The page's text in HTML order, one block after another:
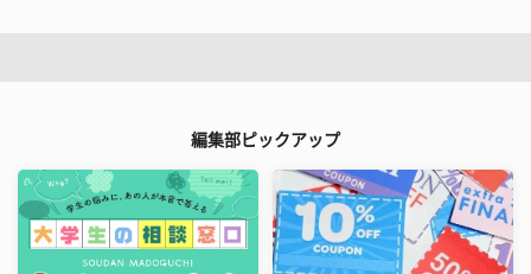
編集部ピックアップ